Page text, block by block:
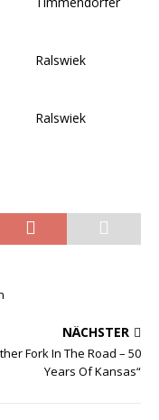
Ralswiek
Ralswiek
NÄCHSTER
Fork In The Road – 50
Years Of Kansas“